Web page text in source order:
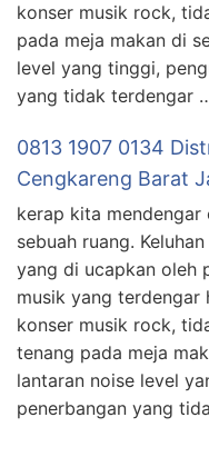
konser musik rock,
pada meja makan di
level yang tinggi,
yang tidak terdengar
0813 1907 0134
Cengkareng Barat
kerap kita
sebuah ruang.
yang di ucapkan oleh
musik yang terdengar
konser musik rock,
tenang pada meja
lantaran noise level
penerbangan yang